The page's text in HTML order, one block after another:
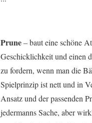
Prune– baut eine schöne
Geschicklichkeit und einen
zu fordern, wenn man die
Spielprinzip ist nett und in
Ansatz und der passenden
jedermanns Sache, aber